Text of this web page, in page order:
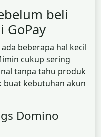
beli
GoPay
beberapa hal kecil
cukup sering
tanpa tahu produk
buat kebutuhan akun
Domino